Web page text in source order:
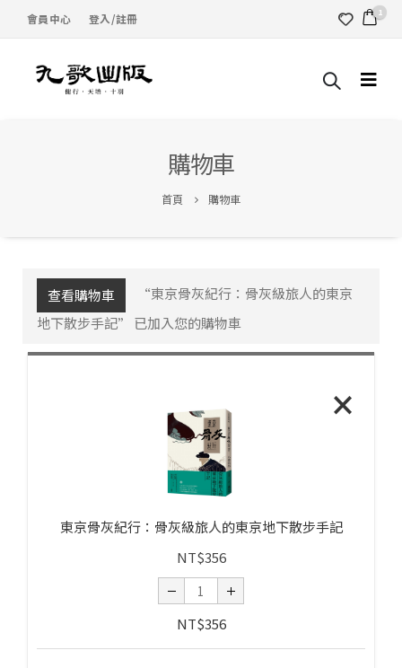
會員中心 登入/註冊 1
購物車
首頁 購物車
查看購物車
“東京骨灰紀行：骨灰級旅人的東京
地下散步手記” 已加入您的購物車
×
東京骨灰紀行：骨灰級旅人的東京地下散步手記
NT$356
NT$356